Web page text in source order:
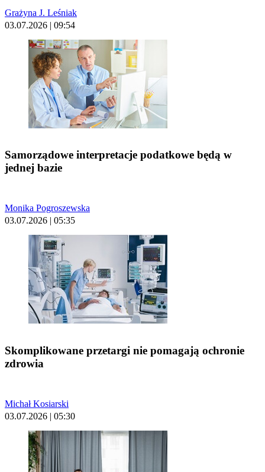
Grażyna J. Leśniak
03.07.2026 | 09:54
Samorządowe interpretacje podatkowe będą w
jednej bazie
Monika Pogroszewska
03.07.2026 | 05:35
Skomplikowane przetargi nie pomagają ochronie
zdrowia
Michał Kosiarski
03.07.2026 | 05:30